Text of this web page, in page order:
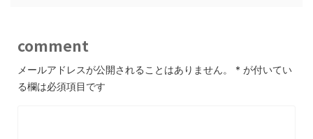
comment
メールアドレスが公開されることはありません。 * が付いてい
る欄は必須項目です